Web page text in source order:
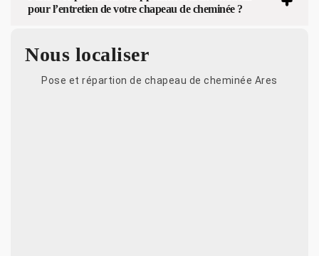
pour l’entretien de votre chapeau de cheminée ?
Nous localiser
Pose et répartion de chapeau de cheminée Ares